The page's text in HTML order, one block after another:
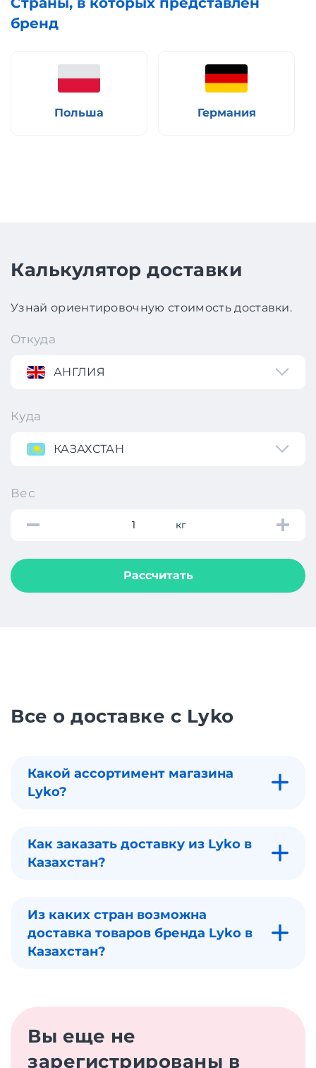
бренд
Польша Германия
Калькулятор доставки
Узнай ориентировочную стоимость доставки.
Откуда
АНГЛИЯ
Куда
КАЗАХСТАН
Вес
кг
Рассчитать
Все о доставке с Lyko
Какой ассортимент магазина
Lyko?
Как заказать доставку из Lyko в
Казахстан?
Из каких стран возможна
доставка товаров бренда Lyko в
Казахстан?
Вы еще не
зарегистрированы в